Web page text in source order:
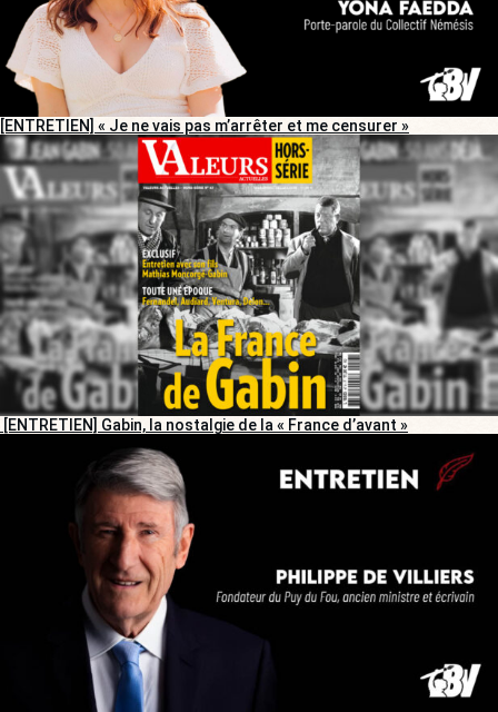
[ENTRETIEN] « Je ne vais pas m’arrêter et me censurer »
[ENTRETIEN] Gabin, la nostalgie de la « France d’avant »